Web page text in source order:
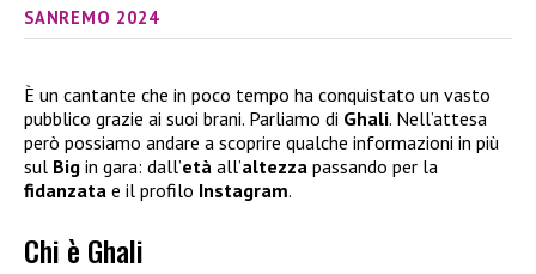
SANREMO 2024
È un cantante che in poco tempo ha conquistato un vasto
pubblico grazie ai suoi brani. Parliamo di Ghali. Nell’attesa
però possiamo andare a scoprire qualche informazioni in più
sul Big in gara: dall’età all’altezza passando per la
fidanzata e il profilo Instagram.
Chi è Ghali